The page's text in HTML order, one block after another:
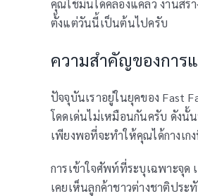
คุณใช้มันได้คล่องแคล่ว งานสร้
ตั้งแต่วันนี้เป็นต้นไปครับ
ความสำคัญของการ
ปัจจุบันเราอยู่ในยุคของ Fast
โดดเด่นไม่เหมือนกันครับ ดังนั้
เพียงพอที่จะทำให้คุณได้กางเก
การเข้าใจศัพท์ที่ระบุเฉพาะจุด
เคยเห็นลูกค้าชาวต่างชาติประ